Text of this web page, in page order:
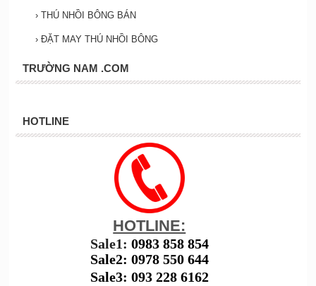
› THÚ NHỒI BÔNG BÁN
› ĐẶT MAY THÚ NHỒI BÔNG
TRƯỜNG NAM .COM
HOTLINE
HOTLINE:
Sale1: 0983 858 854
Sale2: 0978 550 644
Sale3: 093 228 6162